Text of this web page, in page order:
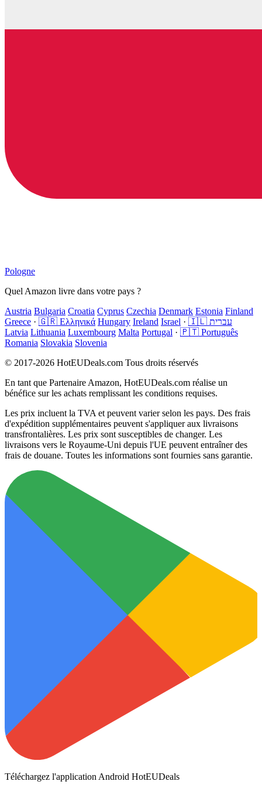
Pologne
Quel Amazon livre dans votre pays ?
Austria Bulgaria Croatia Cyprus Czechia Denmark Estonia Finland
Greece · 🇬🇷 Ελληνικά Hungary Ireland Israel ·
🇮🇱 עברית
Latvia Lithuania Luxembourg Malta Portugal · 🇵🇹 Português
Romania Slovakia Slovenia
© 2017-2026 HotEUDeals.com Tous droits réservés
En tant que Partenaire Amazon, HotEUDeals.com réalise un
bénéfice sur les achats remplissant les conditions requises.
Les prix incluent la TVA et peuvent varier selon les pays. Des frais
d'expédition supplémentaires peuvent s'appliquer aux livraisons
transfrontalières. Les prix sont susceptibles de changer. Les
livraisons vers le Royaume-Uni depuis l'UE peuvent entraîner des
frais de douane. Toutes les informations sont fournies sans garantie.
Téléchargez l'application Android HotEUDeals